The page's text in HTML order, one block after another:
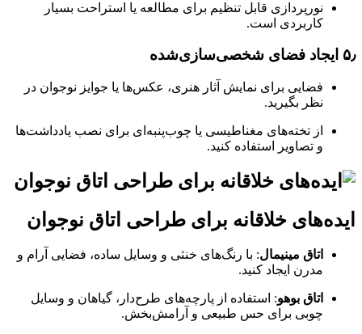
نورپردازی قابل تنظیم برای مطالعه یا استراحت بسیار
کاربردی است.
۵٫ ایجاد فضای شخصی‌سازی‌شده
فضایی برای نمایش آثار هنری، عکس‌ها یا جوایز نوجوان در
نظر بگیرید.
از تخته‌های مغناطیسی یا چوب‌پنبه‌ای برای نصب یادداشت‌ها
و تصاویر استفاده کنید.
ایده‌های خلاقانه برای طراحی اتاق نوجوان
اتاق مینیمال: با رنگ‌های خنثی و وسایل ساده، فضایی آرام و
مدرن ایجاد کنید.
اتاق بوهو: استفاده از پارچه‌های طرح‌دار، گیاهان و وسایل
چوبی برای حس طبیعی و آرامش‌بخش.